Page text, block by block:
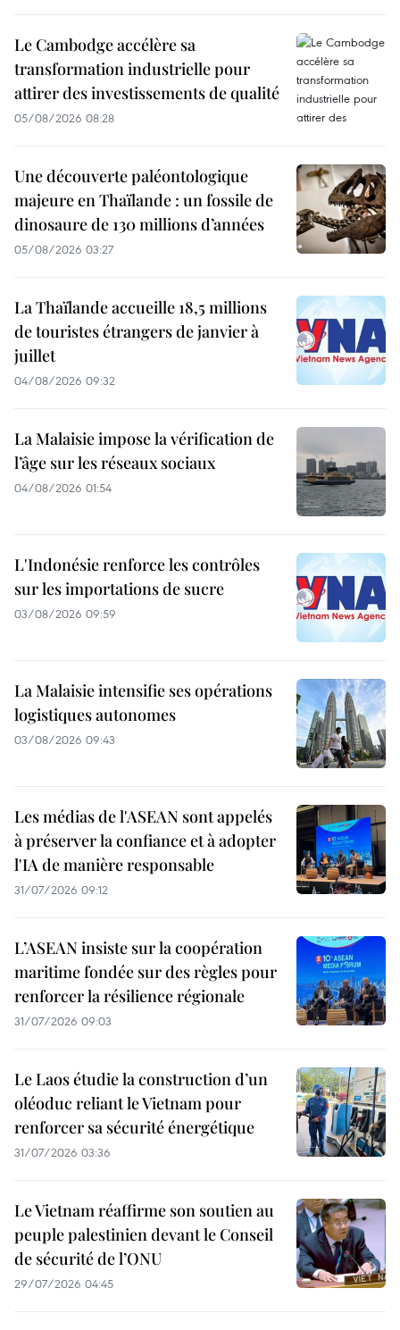
Le Cambodge accélère sa
transformation industrielle pour
attirer des investissements de qualité
05/08/2026 08:28
Une découverte paléontologique
majeure en Thaïlande : un fossile de
dinosaure de 130 millions d’années
05/08/2026 03:27
La Thaïlande accueille 18,5 millions
de touristes étrangers de janvier à
juillet
04/08/2026 09:32
La Malaisie impose la vérification de
l’âge sur les réseaux sociaux
04/08/2026 01:54
L'Indonésie renforce les contrôles
sur les importations de sucre
03/08/2026 09:59
La Malaisie intensifie ses opérations
logistiques autonomes
03/08/2026 09:43
Les médias de l'ASEAN sont appelés
à préserver la confiance et à adopter
l'IA de manière responsable
31/07/2026 09:12
L’ASEAN insiste sur la coopération
maritime fondée sur des règles pour
renforcer la résilience régionale
31/07/2026 09:03
Le Laos étudie la construction d’un
oléoduc reliant le Vietnam pour
renforcer sa sécurité énergétique
31/07/2026 03:36
Le Vietnam réaffirme son soutien au
peuple palestinien devant le Conseil
de sécurité de l’ONU
29/07/2026 04:45